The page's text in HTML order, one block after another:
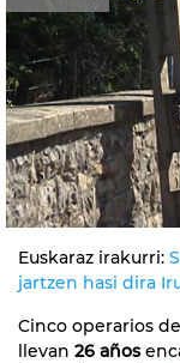
Euskaraz irakurri:
jartzen hasi dira
Cinco operarios
llevan 26 años